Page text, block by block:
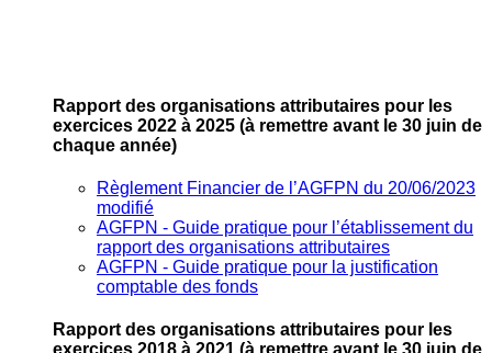
Rapport des organisations attributaires pour les
exercices 2022 à 2025 (à remettre avant le 30 juin de
chaque année)
Règlement Financier de l’AGFPN du 20/06/2023
modifié
AGFPN ‐ Guide pratique pour l’établissement du
rapport des organisations attributaires
AGFPN ‐ Guide pratique pour la justification
comptable des fonds
Rapport des organisations attributaires pour les